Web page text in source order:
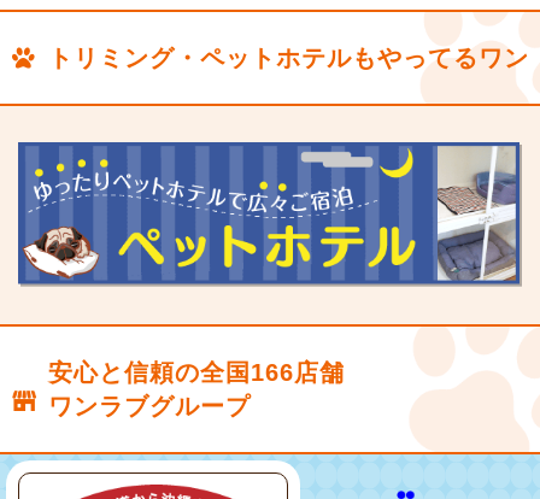
トリミング・ペットホテルもやってるワン
安心と信頼の全国166店舗
ワンラブグループ